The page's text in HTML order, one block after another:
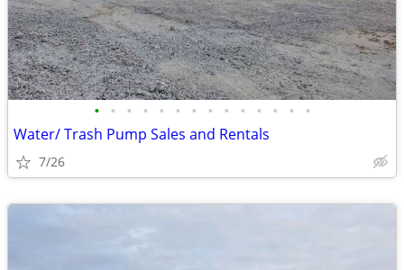
• • • • • • • • • • • • • •
Water/ Trash Pump Sales and Rentals
7/26